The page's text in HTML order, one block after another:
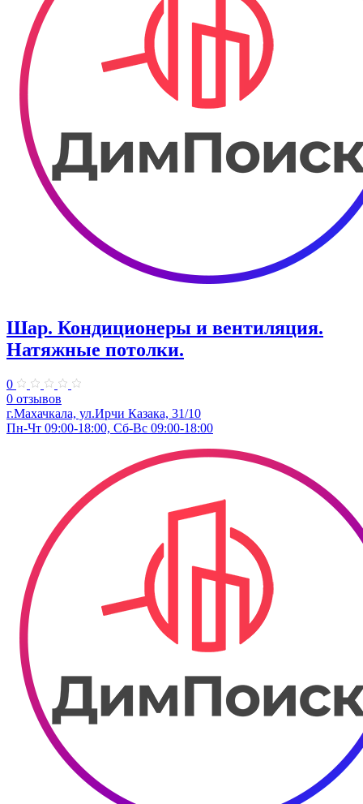
Шар. Кондиционеры и вентиляция.
Натяжные потолки.
0
0 отзывов
г.Махачкала, ​ул.Ирчи Казака, 31/10
Пн-Чт 09:00-18:00, Сб-Вс 09:00-18:00